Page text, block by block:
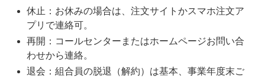
休止：お休みの場合は、注文サイトかスマホ注文ア
プリで連絡可。
再開：コールセンターまたはホームページお問い合
わせから連絡。
退会：組合員の脱退（解約）は基本、事業年度末ご